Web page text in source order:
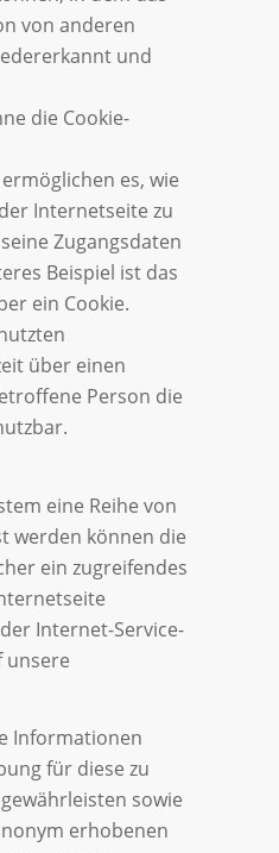
von anderen
und
die Cookie-
es, wie
Internetseite zu
Zugangsdaten
Beispiel ist das
ein Cookie.
über einen
Person die
eine Reihe von
werden können die
ein zugreifendes
Internet-Service-
unsere
Informationen
für diese zu
sowie
erhobenen